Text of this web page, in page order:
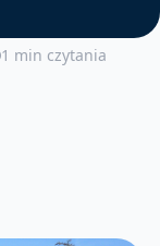
1 min czytania